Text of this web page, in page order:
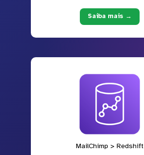
Saiba mais →
MailChimp > Redshift